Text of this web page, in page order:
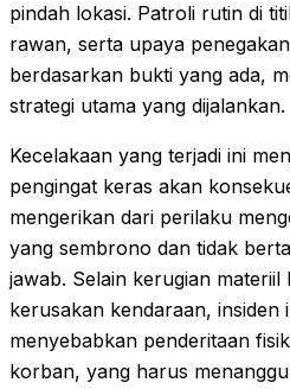
pindah lokasi. Patroli rutin di
rawan, serta upaya
berdasarkan bukti yang ada,
strategi utama yang dijalankan.
Kecelakaan yang terjadi ini
pengingat keras akan
mengerikan dari perilaku
yang sembrono dan tidak
jawab. Selain kerugian materiil
kerusakan kendaraan, insiden
menyebabkan penderitaan
korban, yang harus